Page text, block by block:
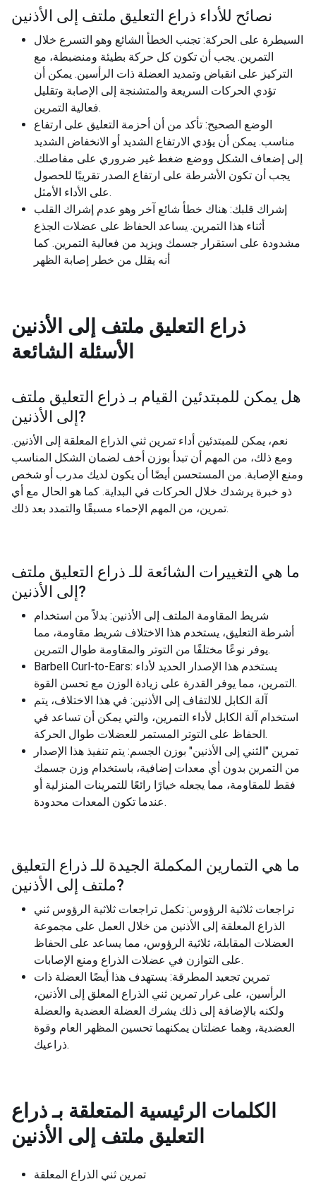
نصائح للأداء ذراع التعليق ملتف إلى الأذنين
السيطرة على الحركة: تجنب الخطأ الشائع وهو التسرع خلال
التمرين. يجب أن تكون كل حركة بطيئة ومنضبطة، مع
التركيز على انقباض وتمديد العضلة ذات الرأسين. يمكن أن
تؤدي الحركات السريعة والمتشنجة إلى الإصابة وتقليل
فعالية التمرين.
الوضع الصحيح: تأكد من أن أحزمة التعليق على ارتفاع
مناسب. يمكن أن يؤدي الارتفاع الشديد أو الانخفاض الشديد
إلى إضعاف الشكل ووضع ضغط غير ضروري على مفاصلك.
يجب أن تكون الأشرطة على ارتفاع الصدر تقريبًا للحصول
على الأداء الأمثل.
إشراك قلبك: هناك خطأ شائع آخر وهو عدم إشراك القلب
أثناء هذا التمرين. يساعد الحفاظ على عضلات الجذع
مشدودة على استقرار جسمك ويزيد من فعالية التمرين. كما
أنه يقلل من خطر إصابة الظهر
ذراع التعليق ملتف إلى الأذنين
الأسئلة الشائعة
هل يمكن للمبتدئين القيام بـ ذراع التعليق ملتف
إلى الأذنين?
نعم، يمكن للمبتدئين أداء تمرين ثني الذراع المعلقة إلى الأذنين.
ومع ذلك، من المهم أن تبدأ بوزن أخف لضمان الشكل المناسب
ومنع الإصابة. من المستحسن أيضًا أن يكون لديك مدرب أو شخص
ذو خبرة يرشدك خلال الحركات في البداية. كما هو الحال مع أي
تمرين، من المهم الإحماء مسبقًا والتمدد بعد ذلك.
ما هي التغييرات الشائعة للـ ذراع التعليق ملتف
إلى الأذنين?
شريط المقاومة الملتف إلى الأذنين: بدلاً من استخدام
أشرطة التعليق، يستخدم هذا الاختلاف شريط مقاومة، مما
يوفر نوعًا مختلفًا من التوتر والمقاومة طوال التمرين.
Barbell Curl-to-Ears: يستخدم هذا الإصدار الحديد لأداء
التمرين، مما يوفر القدرة على زيادة الوزن مع تحسن القوة.
آلة الكابل للالتفاف إلى الأذنين: في هذا الاختلاف، يتم
استخدام آلة الكابل لأداء التمرين، والتي يمكن أن تساعد في
الحفاظ على التوتر المستمر للعضلات طوال الحركة.
تمرين "الثني إلى الأذنين" بوزن الجسم: يتم تنفيذ هذا الإصدار
من التمرين بدون أي معدات إضافية، باستخدام وزن جسمك
فقط للمقاومة، مما يجعله خيارًا رائعًا للتمرينات المنزلية أو
عندما تكون المعدات محدودة.
ما هي التمارين المكملة الجيدة للـ ذراع التعليق
ملتف إلى الأذنين?
تراجعات ثلاثية الرؤوس: تكمل تراجعات ثلاثية الرؤوس ثني
الذراع المعلقة إلى الأذنين من خلال العمل على مجموعة
العضلات المقابلة، ثلاثية الرؤوس، مما يساعد على الحفاظ
على التوازن في عضلات الذراع ومنع الإصابات.
تمرين تجعيد المطرقة: يستهدف هذا أيضًا العضلة ذات
الرأسين، على غرار تمرين ثني الذراع المعلق إلى الأذنين،
ولكنه بالإضافة إلى ذلك يشرك العضلة العضدية والعضلة
العضدية، وهما عضلتان يمكنهما تحسين المظهر العام وقوة
ذراعيك.
الكلمات الرئيسية المتعلقة بـ ذراع
التعليق ملتف إلى الأذنين
تمرين ثني الذراع المعلقة